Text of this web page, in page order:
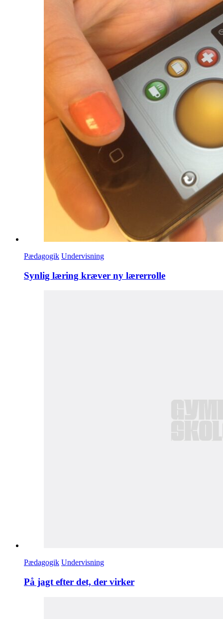
Pædagogik Undervisning
Synlig læring kræver ny lærerrolle
Pædagogik Undervisning
På jagt efter det, der virker